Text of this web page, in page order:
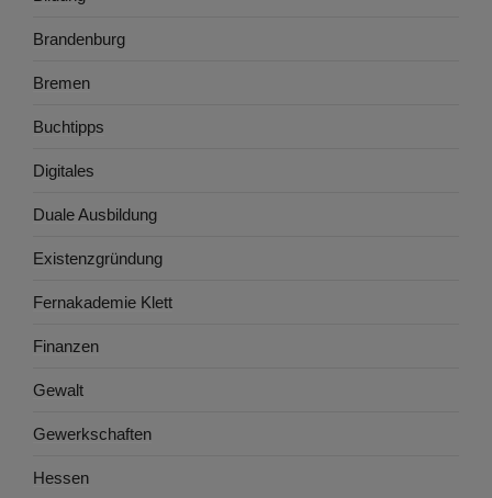
Brandenburg
Bremen
Buchtipps
Digitales
Duale Ausbildung
Existenzgründung
Fernakademie Klett
Finanzen
Gewalt
Gewerkschaften
Hessen